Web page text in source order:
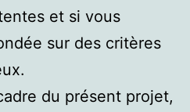
et si vous
sur des critères
du présent projet,